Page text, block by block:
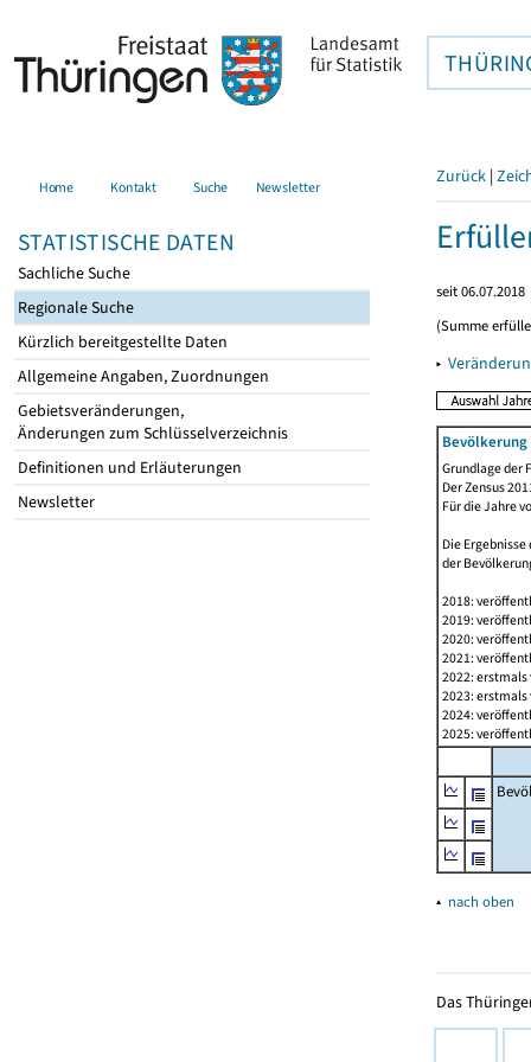
Home Kontakt Suche Newsletter
STATISTISCHE DATEN
Sachliche Suche
Regionale Suche
Kürzlich bereitgestellte Daten
Allgemeine Angaben, Zuordnungen
Gebietsveränderungen,
Änderungen zum Schlüsselverzeichnis
Definitionen und Erläuterungen
Newsletter
Zurück |
seit 06.07.2018
(Summe
▸
Grundlage der
Der Zensus
Für die Jahre
Die
der
2018:
2019:
2020:
2021:
2022:
2023:
2024:
2025:
▴ nach oben
Das